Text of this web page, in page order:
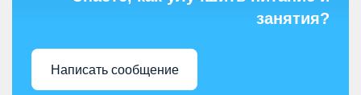
занятия?
Написать сообщение